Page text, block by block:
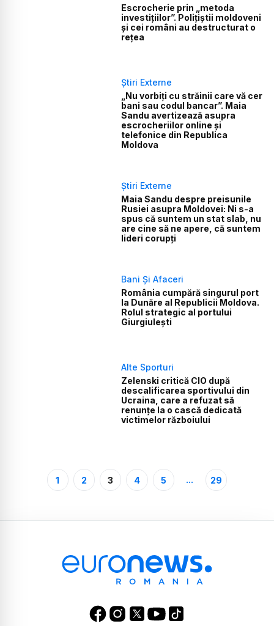
Escrocherie prin „metoda
investițiilor”. Polițiștii moldoveni
și cei români au destructurat o
rețea
Știri Externe
„Nu vorbiți cu străinii care vă cer
bani sau codul bancar”. Maia
Sandu avertizează asupra
escrocheriilor online și
telefonice din Republica
Moldova
Știri Externe
Maia Sandu despre preisunile
Rusiei asupra Moldovei: Ni s-a
spus că suntem un stat slab, nu
are cine să ne apere, că suntem
lideri corupți
Bani Și Afaceri
România cumpără singurul port
la Dunăre al Republicii Moldova.
Rolul strategic al portului
Giurgiulești
Alte Sporturi
Zelenski critică CIO după
descalificarea sportivului din
Ucraina, care a refuzat să
renunțe la o cască dedicată
victimelor războiului
1 2 3 4 5 ... 29